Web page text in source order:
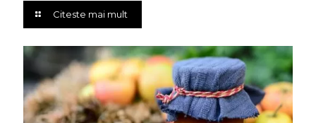
Citeste mai mult